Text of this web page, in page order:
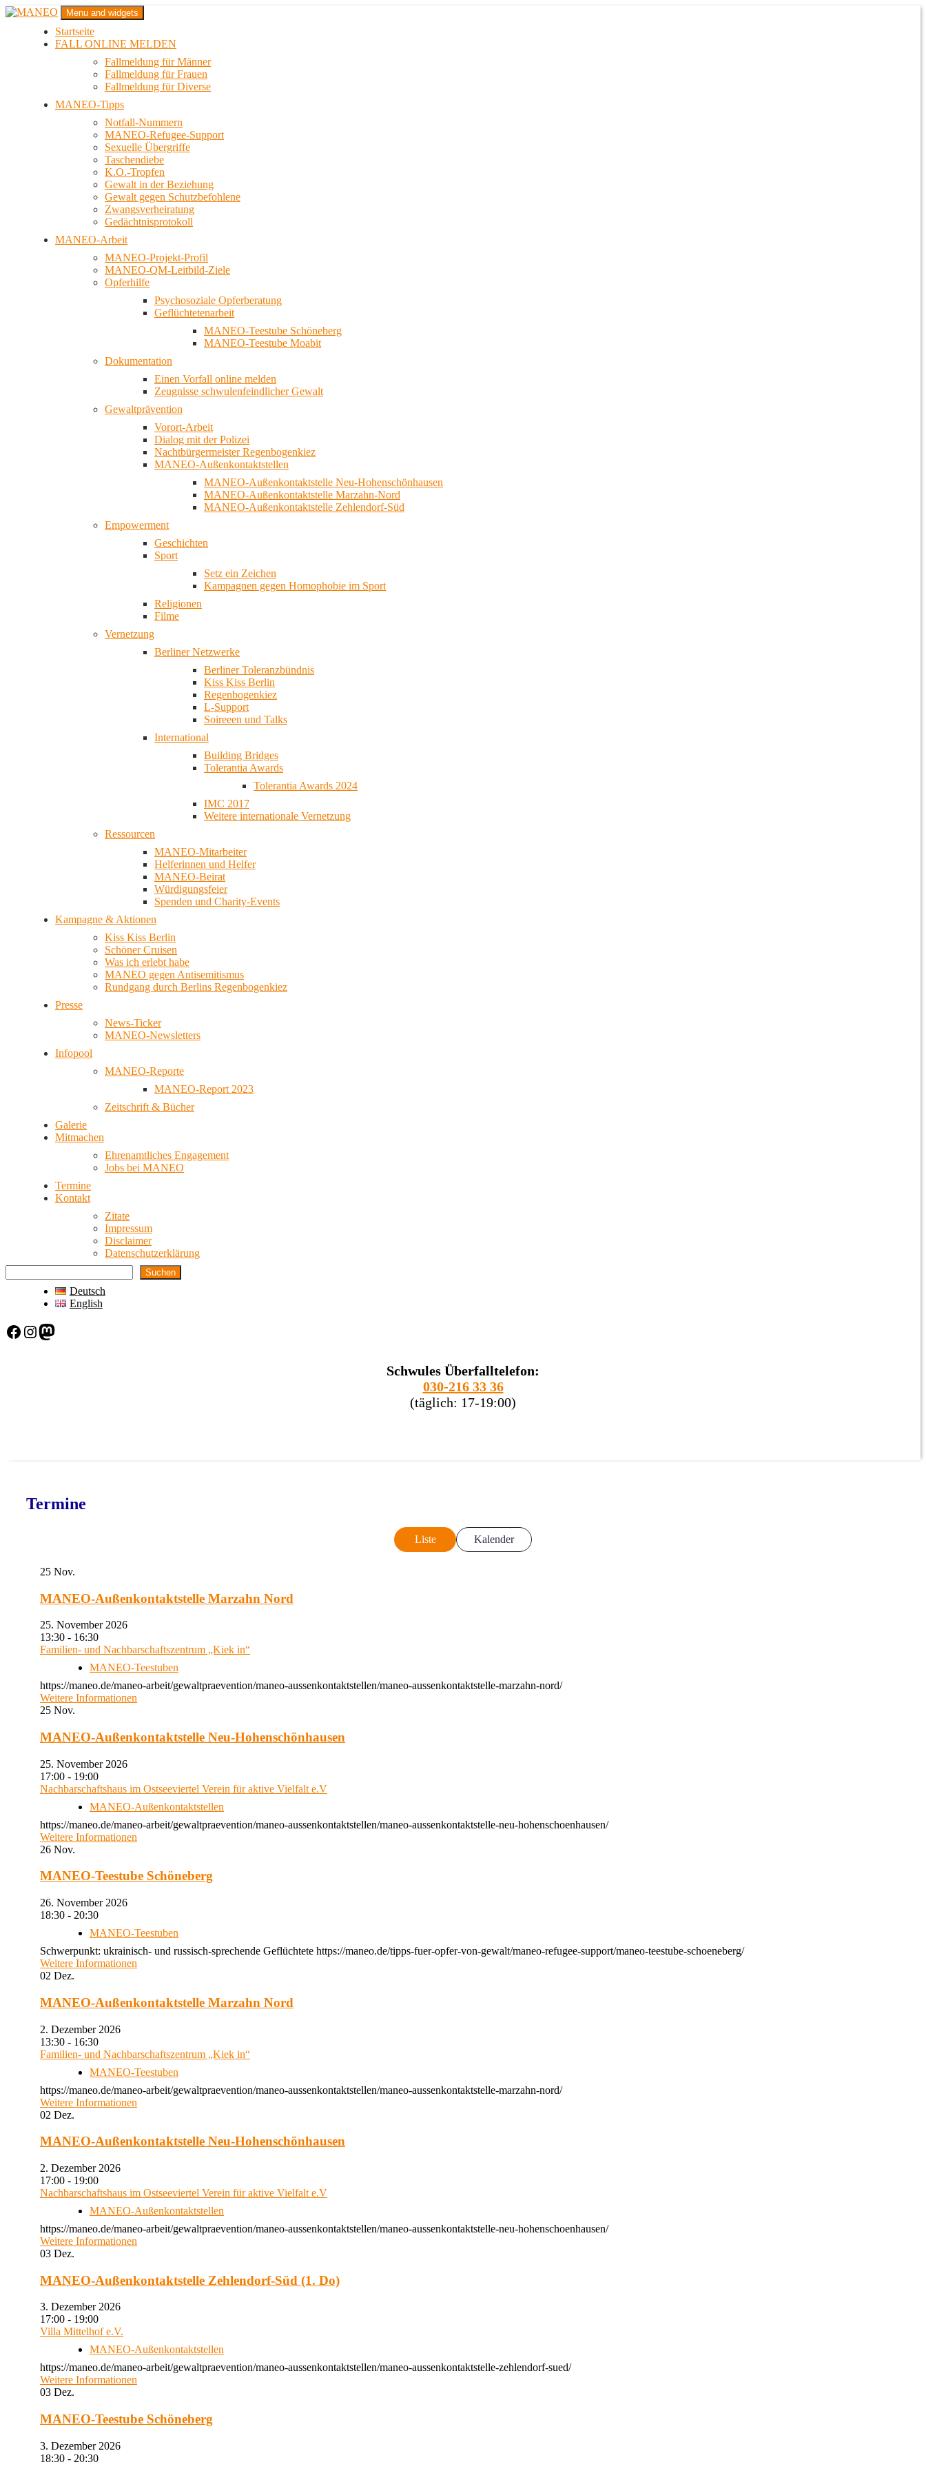
Zum
MANEO
Das schwule Anti-Gewalt-Projekt in Berlin
Menu and widgets
Startseite
FALL ONLINE MELDEN
Fallmeldung für Männer
Fallmeldung für Frauen
Fallmeldung für Diverse
MANEO-Tipps
Notfall-Nummern
MANEO-Refugee-Support
Sexuelle Übergriffe
Taschendiebe
K.O.-Tropfen
Gewalt in der Beziehung
Gewalt gegen Schutzbefohlene
Zwangsverheiratung
Gedächtnisprotokoll
MANEO-Arbeit
MANEO-Projekt-Profil
MANEO-QM-Leitbild-Ziele
Opferhilfe
Psychosoziale Opferberatung
Geflüchtetenarbeit
MANEO-Teestube Schöneberg
MANEO-Teestube Moabit
Dokumentation
Einen Vorfall online melden
Zeugnisse schwulenfeindlicher Gewalt
Gewaltprävention
Vorort-Arbeit
Dialog mit der Polizei
Nachtbürgermeister Regenbogenkiez
MANEO-Außenkontaktstellen
MANEO-Außenkontaktstelle Neu-Hohenschönhausen
MANEO-Außenkontaktstelle Marzahn-Nord
MANEO-Außenkontaktstelle Zehlendorf-Süd
Empowerment
Geschichten
Sport
Setz ein Zeichen
Kampagnen gegen Homophobie im Sport
Religionen
Filme
Vernetzung
Berliner Netzwerke
Berliner Toleranzbündnis
Kiss Kiss Berlin
Regenbogenkiez
L-Support
Soireeen und Talks
International
Building Bridges
Tolerantia Awards
Tolerantia Awards 2024
IMC 2017
Weitere internationale Vernetzung
Ressourcen
MANEO-Mitarbeiter
Helferinnen und Helfer
MANEO-Beirat
Würdigungsfeier
Spenden und Charity-Events
Kampagne & Aktionen
Kiss Kiss Berlin
Schöner Cruisen
Was ich erlebt habe
MANEO gegen Antisemitismus
Rundgang durch Berlins Regenbogenkiez
Presse
News-Ticker
MANEO-Newsletters
Infopool
MANEO-Reporte
MANEO-Report 2023
Zeitschrift & Bücher
Galerie
Mitmachen
Ehrenamtliches Engagement
Jobs bei MANEO
Termine
Kontakt
Zitate
Impressum
Disclaimer
Datenschutzerklärung
Suchen
Deutsch
English
Facebook Instagram Mastodon
Schwules Überfalltelefon:
030-216 33 36
(täglich: 17-19:00)
Termine
Liste Kalender
25 Nov.
MANEO-Außenkontaktstelle Marzahn Nord
25. November 2026
13:30 - 16:30
Familien- und Nachbarschaftszentrum „Kiek in“
MANEO-Teestuben
https://maneo.de/maneo-arbeit/gewaltpraevention/maneo-aussenkontaktstellen/maneo-aussenkontaktstelle-marzahn-nord/
Weitere Informationen
25 Nov.
MANEO-Außenkontaktstelle Neu-Hohenschönhausen
25. November 2026
17:00 - 19:00
Nachbarschaftshaus im Ostseeviertel Verein für aktive Vielfalt e.V
MANEO-Außenkontaktstellen
https://maneo.de/maneo-arbeit/gewaltpraevention/maneo-aussenkontaktstellen/maneo-aussenkontaktstelle-neu-hohenschoenhausen/
Weitere Informationen
26 Nov.
MANEO-Teestube Schöneberg
26. November 2026
18:30 - 20:30
MANEO-Teestuben
Schwerpunkt: ukrainisch- und russisch-sprechende Geflüchtete https://maneo.de/tipps-fuer-opfer-von-gewalt/maneo-refugee-support/maneo-teestube-schoeneberg/
Weitere Informationen
02 Dez.
MANEO-Außenkontaktstelle Marzahn Nord
2. Dezember 2026
13:30 - 16:30
Familien- und Nachbarschaftszentrum „Kiek in“
MANEO-Teestuben
https://maneo.de/maneo-arbeit/gewaltpraevention/maneo-aussenkontaktstellen/maneo-aussenkontaktstelle-marzahn-nord/
Weitere Informationen
02 Dez.
MANEO-Außenkontaktstelle Neu-Hohenschönhausen
2. Dezember 2026
17:00 - 19:00
Nachbarschaftshaus im Ostseeviertel Verein für aktive Vielfalt e.V
MANEO-Außenkontaktstellen
https://maneo.de/maneo-arbeit/gewaltpraevention/maneo-aussenkontaktstellen/maneo-aussenkontaktstelle-neu-hohenschoenhausen/
Weitere Informationen
03 Dez.
MANEO-Außenkontaktstelle Zehlendorf-Süd (1. Do)
3. Dezember 2026
17:00 - 19:00
Villa Mittelhof e.V.
MANEO-Außenkontaktstellen
https://maneo.de/maneo-arbeit/gewaltpraevention/maneo-aussenkontaktstellen/maneo-aussenkontaktstelle-zehlendorf-sued/
Weitere Informationen
03 Dez.
MANEO-Teestube Schöneberg
3. Dezember 2026
18:30 - 20:30